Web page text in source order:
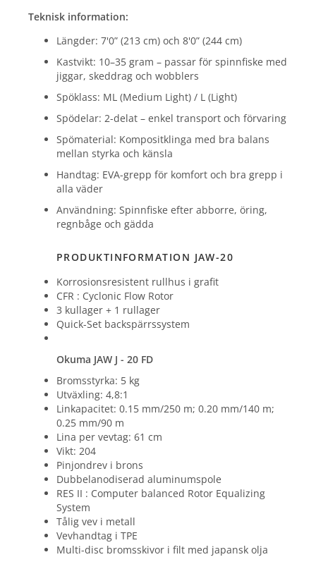
Teknisk information:
Längder: 7'0” (213 cm) och 8'0” (244 cm)
Kastvikt: 10–35 gram – passar för spinnfiske med
jiggar, skeddrag och wobblers
Spöklass: ML (Medium Light) / L (Light)
Spödelar: 2-delat – enkel transport och förvaring
Spömaterial: Kompositklinga med bra balans
mellan styrka och känsla
Handtag: EVA-grepp för komfort och bra grepp i
alla väder
Användning: Spinnfiske efter abborre, öring,
regnbåge och gädda
PRODUKTINFORMATION JAW-20
Korrosionsresistent rullhus i grafit
CFR : Cyclonic Flow Rotor
3 kullager + 1 rullager
Quick-Set backspärrssystem
Okuma JAW J - 20 FD
Bromsstyrka: 5 kg
Utväxling: 4,8:1
Linkapacitet: 0.15 mm/250 m; 0.20 mm/140 m;
0.25 mm/90 m
Lina per vevtag: 61 cm
Vikt: 204
Pinjondrev i brons
Dubbelanodiserad aluminumspole
RES II : Computer balanced Rotor Equalizing
System
Tålig vev i metall
Vevhandtag i TPE
Multi-disc bromsskivor i filt med japansk olja